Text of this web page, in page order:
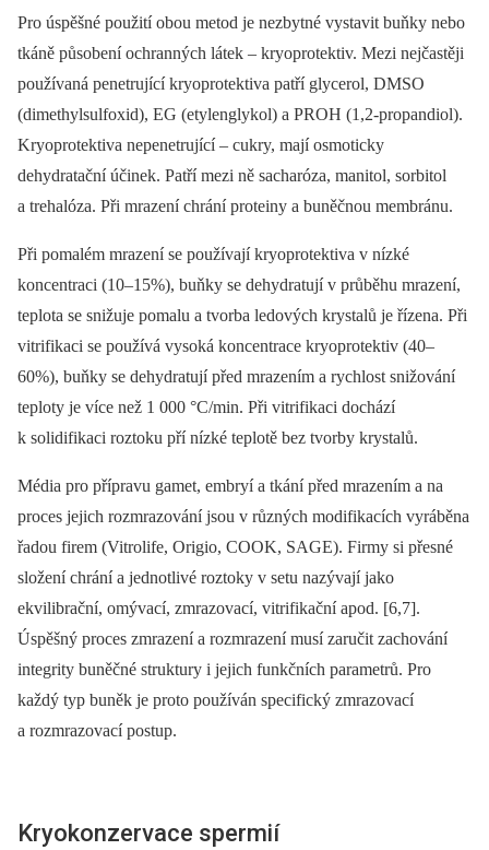
Pro úspěšné použití obou metod je nezbytné vystavit buňky nebo
tkáně působení ochranných látek –⁠ kryoprotektiv. Mezi nejčastěji
používaná penetrující kryoprotektiva patří glycerol, DMSO
(dimethylsulfoxid), EG (etylenglykol) a PROH (1,2-propandiol).
Kryoprotektiva nepenetrující –⁠ cukry, mají osmoticky
dehydratační účinek. Patří mezi ně sacharóza, manitol, sorbitol
a trehalóza. Při mrazení chrání proteiny a buněčnou membránu.
Při pomalém mrazení se používají kryoprotektiva v nízké
koncentraci (10–15%), buňky se dehydratují v průběhu mrazení,
teplota se snižuje pomalu a tvorba ledových krystalů je řízena. Při
vitrifikaci se používá vysoká koncentrace kryoprotektiv (40–
60%), buňky se dehydratují před mrazením a rychlost snižování
teploty je více než 1 000 °C/min. Při vitrifikaci dochází
k solidifikaci roztoku pří nízké teplotě bez tvorby krystalů.
Média pro přípravu gamet, embryí a tkání před mrazením a na
proces jejich rozmrazování jsou v různých modifikacích vyráběna
řadou firem (Vitrolife, Origio, COOK, SAGE). Firmy si přesné
složení chrání a jednotlivé roztoky v setu nazývají jako
ekvilibrační, omývací, zmrazovací, vitrifikační apod. [6,7].
Úspěšný proces zmrazení a rozmrazení musí zaručit zachování
integrity buněčné struktury i jejich funkčních parametrů. Pro
každý typ buněk je proto používán specifický zmrazovací
a rozmrazovací postup.
Kryokonzervace spermií